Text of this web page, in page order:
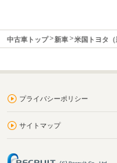
中古車トップ 新車 米国トヨタ（
プライバシーポリシー
サイトマップ